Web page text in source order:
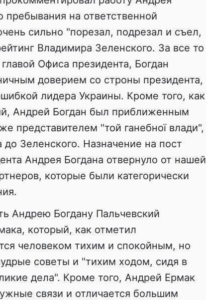
пребывания на ответственной
сильно "порезал, подрезал и съел,
Владимира Зеленского. За все то
Офиса президента, Богдан
доверием со строны президента,
лидера Украины. Кроме того, как
Андрей Богдан был приближенным
представителем "той ганебної влади",
до Зеленского. Назначение на пост
Андрея Богдана отвернуло от нашей
которые были категорически
Андрею Богдану Пальчевский
который, как отметил
человеком тихим и спокойным, но
советы и "тихим ходом, сидя в
дела". Кроме того, Андрей Ермак
связи и отличается большим